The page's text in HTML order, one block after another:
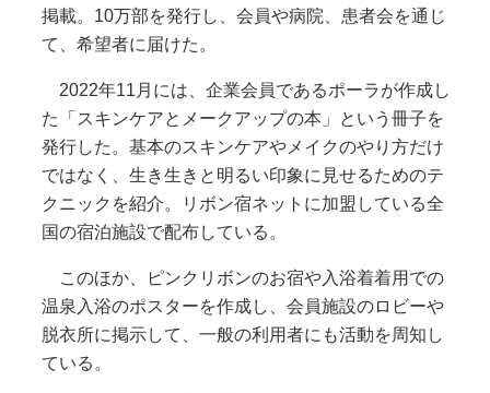
掲載。10万部を発行し、会員や病院、患者会を通じ
て、希望者に届けた。
2022年11月には、企業会員であるポーラが作成し
た「スキンケアとメークアップの本」という冊子を
発行した。基本のスキンケアやメイクのやり方だけ
ではなく、生き生きと明るい印象に見せるためのテ
クニックを紹介。リボン宿ネットに加盟している全
国の宿泊施設で配布している。
このほか、ピンクリボンのお宿や入浴着着用での
温泉入浴のポスターを作成し、会員施設のロビーや
脱衣所に掲示して、一般の利用者にも活動を周知し
ている。